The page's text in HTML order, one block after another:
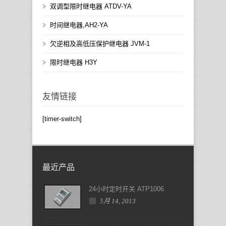
双调型限时继电器 ATDV-YA
时间继电器,AH2-YA
欠逆相及高低压保护继电器 JVM-1
限时继电器 H3Y
友情链接
[timer-switch]
最近产品
24小时定时开关 ATP1006
5月 14, 2013